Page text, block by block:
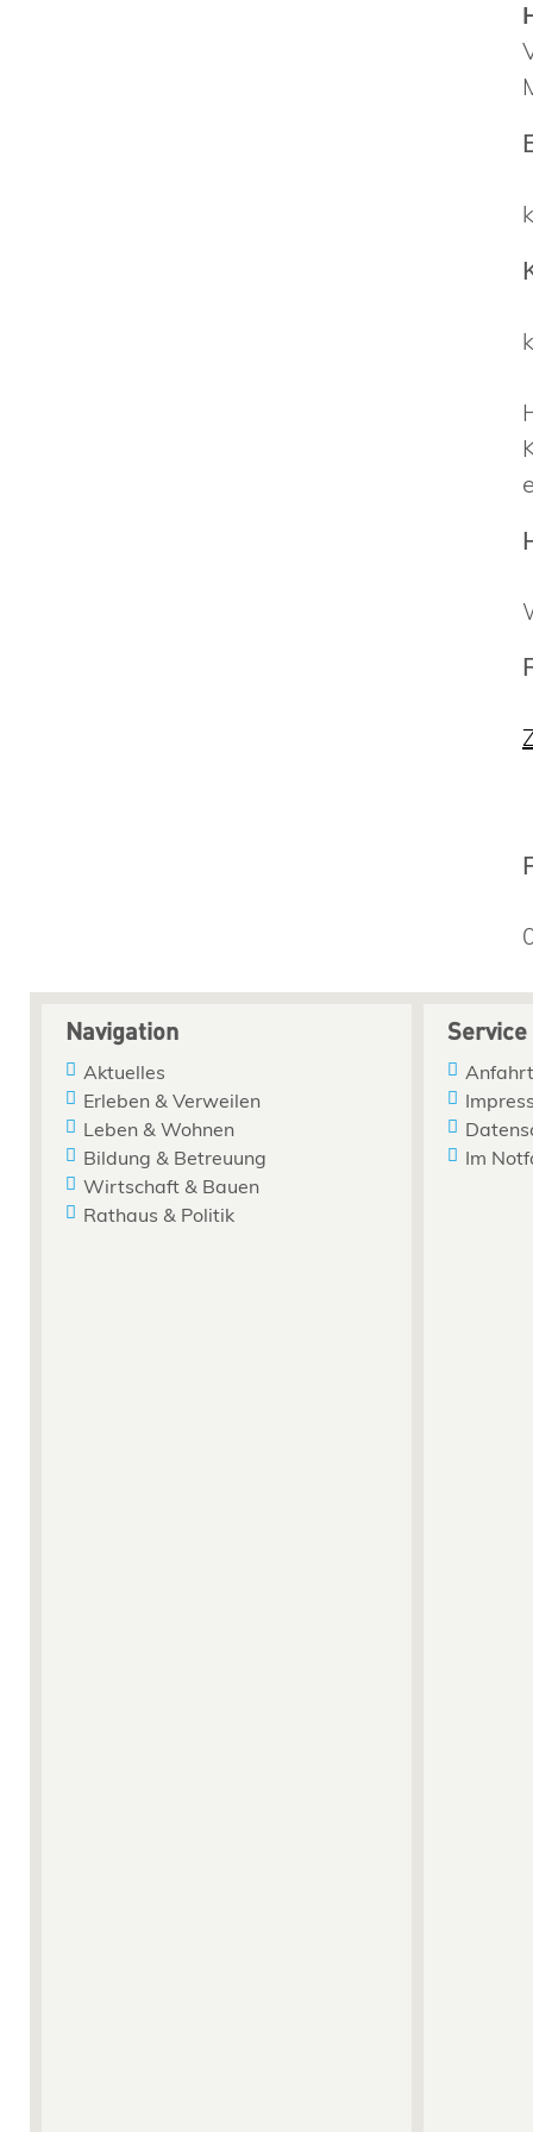
Navigation
Aktuelles
Erleben & Verweilen
Leben & Wohnen
Bildung & Betreuung
Wirtschaft & Bauen
Rathaus & Politik
Service
Im